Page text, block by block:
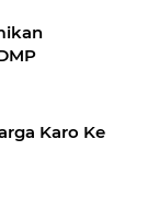
Karo Ke